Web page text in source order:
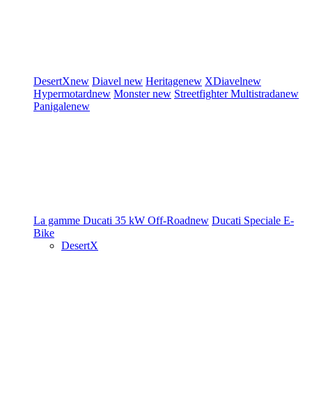
DesertXnew Diavel new Heritagenew XDiavelnew
Hypermotardnew Monsternew StreetfighterMultistradanew
Panigalenew
La gamme Ducati 35 kW Off-Roadnew Ducati Speciale E-
Bike
DesertX